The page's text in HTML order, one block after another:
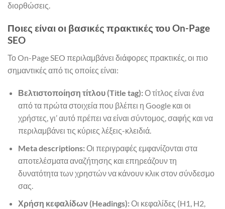
διορθώσεις.
Ποιες είναι οι βασικές πρακτικές του On-Page
SEO
Το On-Page SEO περιλαμβάνει διάφορες πρακτικές, οι πιο
σημαντικές από τις οποίες είναι:
Βελτιστοποίηση τίτλου (Title tag):Ο τίτλος είναι ένα
από τα πρώτα στοιχεία που βλέπει η Google και οι
χρήστες, γι’ αυτό πρέπει να είναι σύντομος, σαφής και να
περιλαμβάνει τις κύριες λέξεις-κλειδιά.
Meta descriptions:Οι περιγραφές εμφανίζονται στα
αποτελέσματα αναζήτησης και επηρεάζουν τη
δυνατότητα των χρηστών να κάνουν κλικ στον σύνδεσμο
σας.
Χρήση κεφαλίδων (Headings):Οι κεφαλίδες (H1, H2,